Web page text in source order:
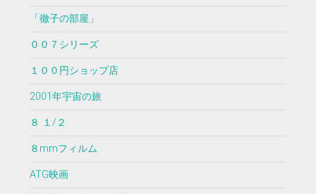
「徹子の部屋」
００７シリーズ
１００円ショップ店
2001年宇宙の旅
８ １/２
８mmフィルム
ATG映画